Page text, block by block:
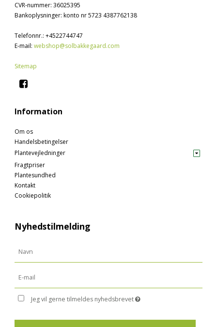
CVR-nummer: 36025395
Bankoplysninger: konto nr 5723 4387762138
Telefonnr.: +4522744747
E-mail: webshop@solbakkegaard.com
Sitemap
Information
Om os
Handelsbetingelser
Plantevejledninger
Fragtpriser
Plantesundhed
Kontakt
Cookiepolitik
Nyhedstilmelding
Jeg vil gerne tilmeldes nyhedsbrevet